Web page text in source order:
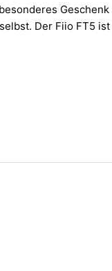
Geschenk
Der Fiio FT5 ist